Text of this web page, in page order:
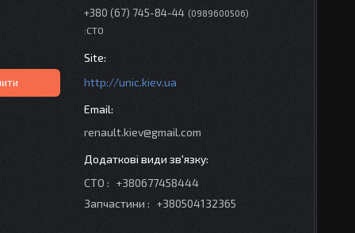
+380 (67) 745-84-44 0989600506
:СТО
http://unic.kiev.ua
renault.kiev@gmail.com
СТО
+380677458444
Запчастини
+380504132365